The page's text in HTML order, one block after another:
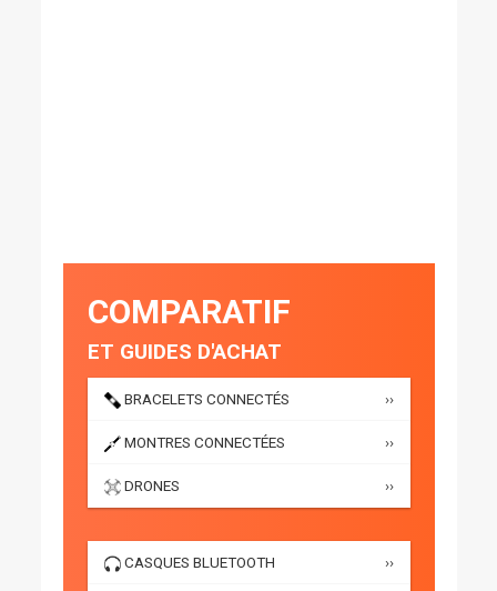
COMPARATIF
ET GUIDES D'ACHAT
BRACELETS CONNECTÉS ››
MONTRES CONNECTÉES ››
DRONES ››
CASQUES BLUETOOTH ››